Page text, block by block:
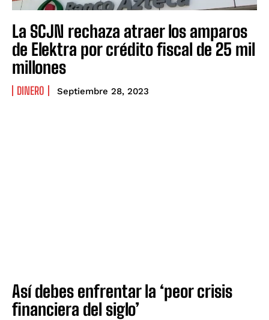
La SCJN rechaza atraer los amparos
de Elektra por crédito fiscal de 25 mil
millones
DINERO Septiembre 28, 2023
Así debes enfrentar la ‘peor crisis
financiera del siglo’